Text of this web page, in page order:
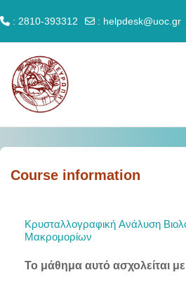
: 2810-393312 : helpdesk@uoc.gr
Course information
Κρυσταλλογραφική Aνάλυση
Mακρομορίων
Το μάθημα αυτό ασχολείται